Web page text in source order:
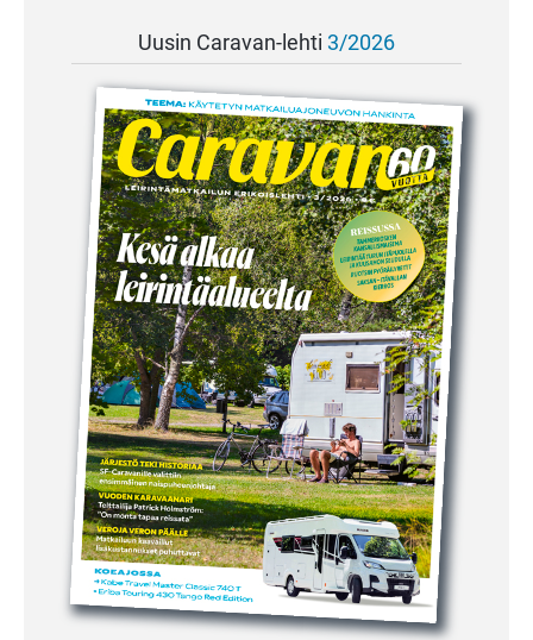
Uusin Caravan-lehti 3/2026